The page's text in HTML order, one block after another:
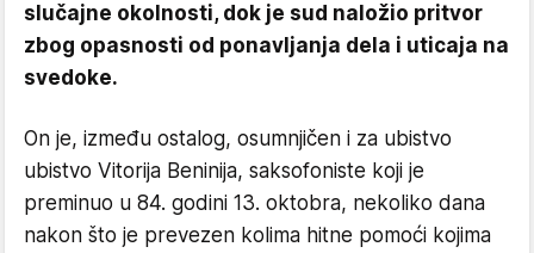
slučajne okolnosti, dok je sud naložio pritvor
zbog opasnosti od ponavljanja dela i uticaja na
svedoke.
On je, između ostalog, osumnjičen i za ubistvo
ubistvo Vitorija Beninija, saksofoniste koji je
preminuo u 84. godini 13. oktobra, nekoliko dana
nakon što je prevezen kolima hitne pomoći kojima